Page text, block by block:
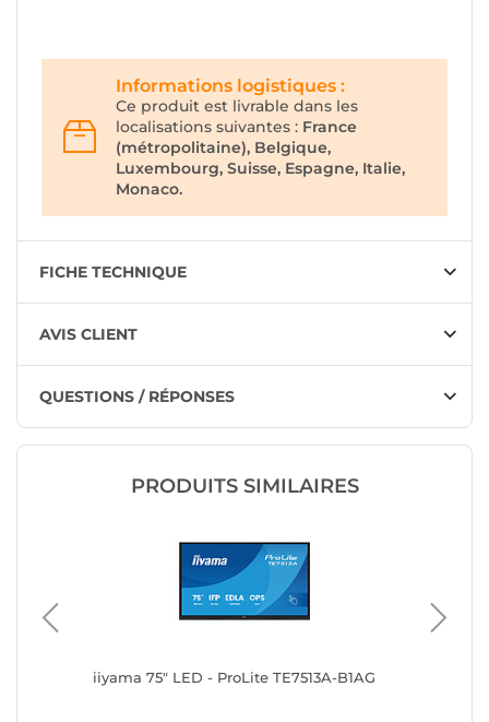
Informations logistiques :
Ce produit est livrable dans les
localisations suivantes : France
(métropolitaine), Belgique,
Luxembourg, Suisse, Espagne, Italie,
Monaco.
FICHE TECHNIQUE
AVIS CLIENT
QUESTIONS / RÉPONSES
PRODUITS SIMILAIRES
iiyama 75" LED - ProLite TE7513A-B1AG